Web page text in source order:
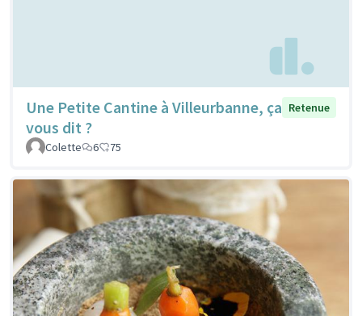
Une Petite Cantine à Villeurbanne, ça
vous dit ?
Retenue
Colette 6 75